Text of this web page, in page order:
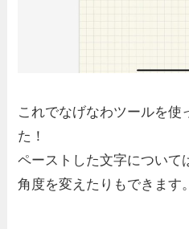
これでなげなわツールを使
た！
ペーストした文字について
角度を変えたりもできます。